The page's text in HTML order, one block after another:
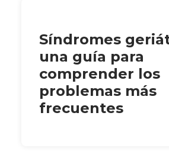
Síndromes
una guía para
comprender los
problemas más
frecuentes